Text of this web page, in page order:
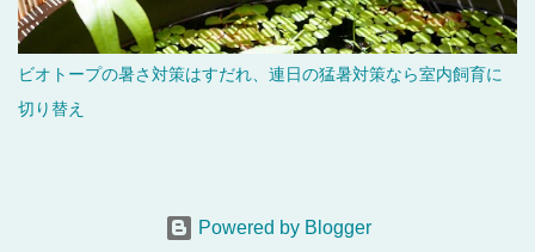
ビオトープの暑さ対策はすだれ、連日の猛暑対策なら室内飼育に
切り替え
Powered by Blogger